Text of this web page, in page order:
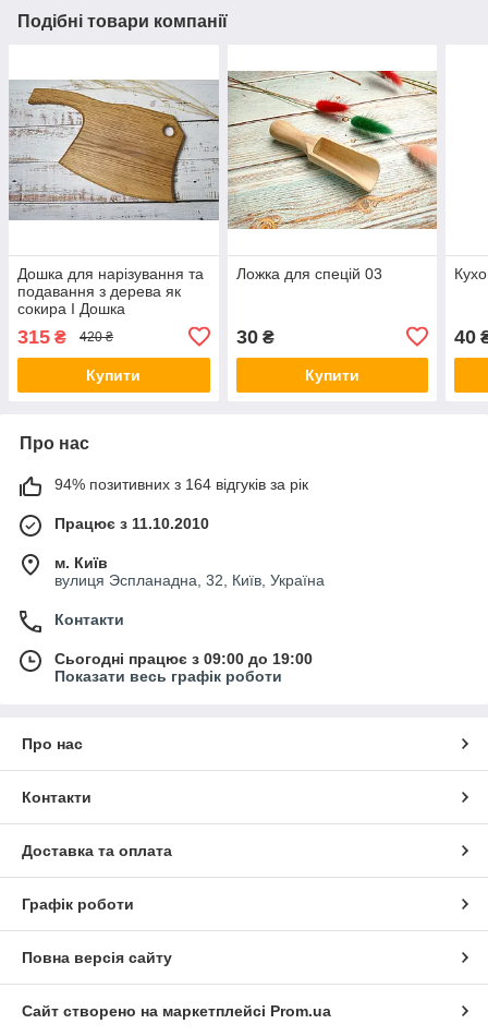
Подібні товари компанії
Дошка для нарізування та
подавання з дерева як
сокира I Дошка
оригінальної форми для
нарізування кухонна 03
315 ₴ 420 ₴
Купити
Ложка для спецій 03
30₴
Купити
40
Про нас
94% позитивних з 164 відгуків за рік
Працює з 11.10.2010
м. Київ
вулиця Эспланадна, 32, Київ, Україна
Контакти
Сьогодні працює з 09:00 до 19:00
Показати весь графік роботи
Про нас
Контакти
Доставка та оплата
Графік роботи
Повна версія сайту
Сайт створено на маркетплейсі Prom.ua